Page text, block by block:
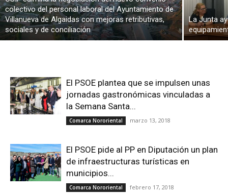
colectivo del personal laboral del Ayuntamiento de
Villanueva de Algaidas con mejoras retributivas,
sociales y de conciliación
La Junta
El PSOE plantea que se impulsen unas
jornadas gastronómicas vinculadas a
la Semana Santa...
Comarca Nororiental marzo 13, 2018
El PSOE pide al PP en Diputación un plan
de infraestructuras turísticas en
municipios...
Comarca Nororiental febrero 17, 2018